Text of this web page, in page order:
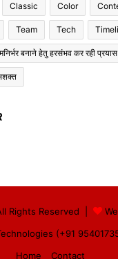
Classic Color
Team Tech
बनाने हेतु हरसंभव कर रही प्रयास
Rights Reserved |
(+91
Home
Contact